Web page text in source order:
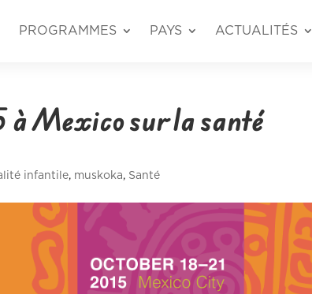
PROGRAMMES PAYS ACTUALITÉS
à Mexico sur la santé
infantile, muskoka, Santé